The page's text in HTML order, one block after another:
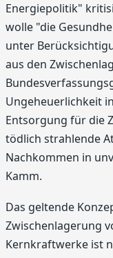
Energiepolitik"
wolle "die
unter
aus den
Ungeheuerlichkeit
Entsorgung für die
tödlich strahlende
Nachkommen in
Kamm.
Das geltende
Zwischenlagerung
Kernkraftwerke ist